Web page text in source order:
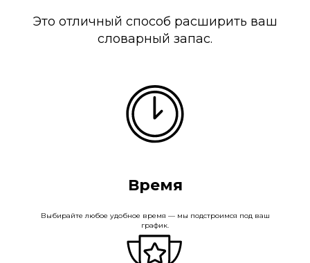
Это отличный способ расширить ваш
словарный запас.
Время
Выбирайте любое удобное время — мы подстроимся под ваш
график.